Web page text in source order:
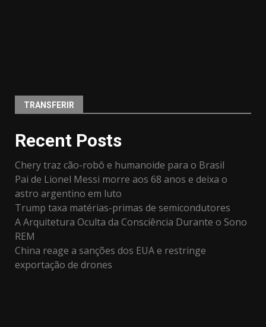
TRANSFERIR
Recent Posts
Chery traz cão-robô e humanoide para o Brasil
Pai de Lionel Messi morre aos 68 anos e deixa o
astro argentino em luto
Trump taxa matérias-primas de semicondutores
A Arquitetura Oculta da Consciência Durante o Sono
REM
China reage a sanções dos EUA e restringe
exportação de drones